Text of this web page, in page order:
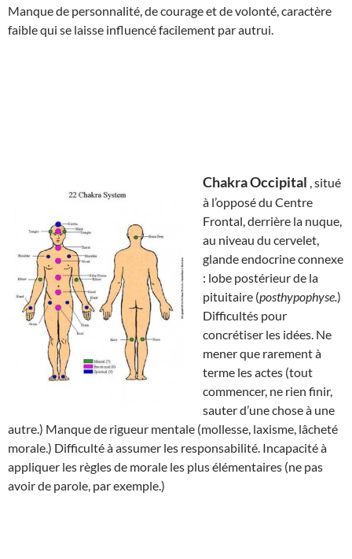
Manque de personnalité, de courage et de volonté, caractère
faible qui se laisse influencé facilement par autrui.
Chakra Occipital , situé
à l’opposé du Centre
Frontal, derrière la nuque,
au niveau du cervelet,
glande endocrine connexe
: lobe postérieur de la
pituitaire (posthypophyse.)
Difficultés pour
concrétiser les idées. Ne
mener que rarement à
terme les actes (tout
commencer, ne rien finir,
sauter d’une chose à une
autre.) Manque de rigueur mentale (mollesse, laxisme, lâcheté
morale.) Difficulté à assumer les responsabilité. Incapacité à
appliquer les règles de morale les plus élémentaires (ne pas
avoir de parole, par exemple.)